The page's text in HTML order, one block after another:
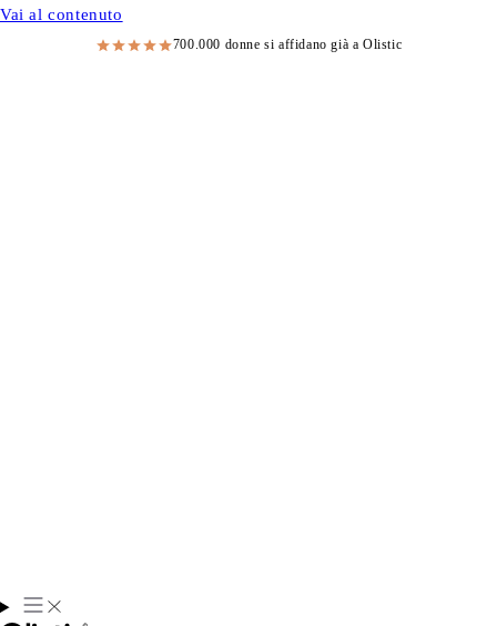
Vai al contenuto
700.000 donne si affidano già a Olistic